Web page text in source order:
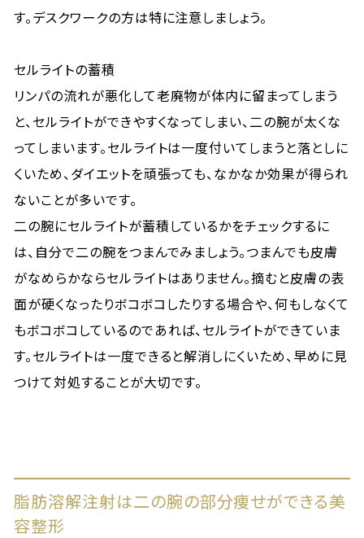
す。デスクワークの方は特に注意しましょう。
セルライトの蓄積
リンパの流れが悪化して老廃物が体内に留まってしまう
と、セルライトができやすくなってしまい、二の腕が太くな
ってしまいます。セルライトは一度付いてしまうと落としに
くいため、ダイエットを頑張っても、なかなか効果が得られ
ないことが多いです。
二の腕にセルライトが蓄積しているかをチェックするに
は、自分で二の腕をつまんでみましょう。つまんでも皮膚
がなめらかならセルライトはありません。摘むと皮膚の表
面が硬くなったりボコボコしたりする場合や、何もしなくて
もボコボコしているのであれば、セルライトができていま
す。セルライトは一度できると解消しにくいため、早めに見
つけて対処することが大切です。
脂肪溶解注射は二の腕の部分痩せができる美
容整形